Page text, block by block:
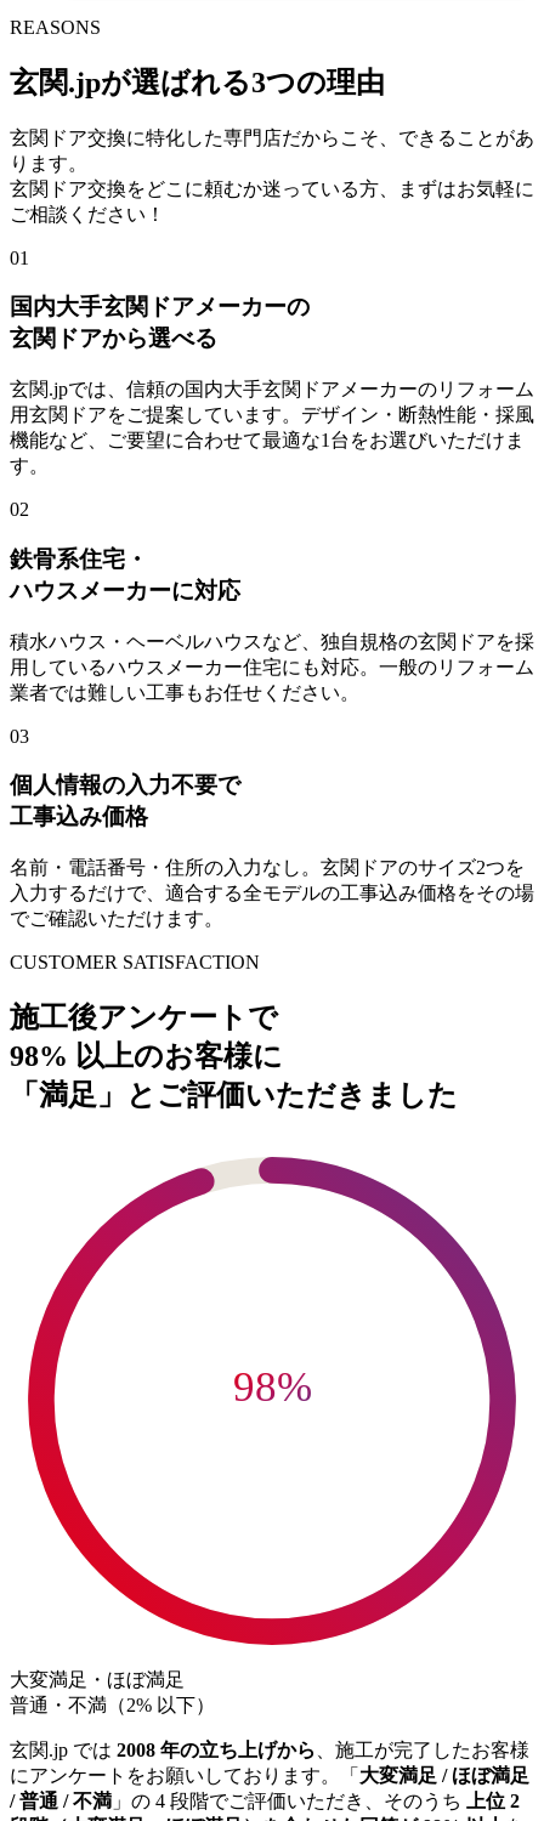
REASONS
玄関.jpが選ばれる3つの理由
玄関ドア交換に特化した専門店だからこそ、できることがあ
ります。
玄関ドア交換をどこに頼むか迷っている方、まずはお気軽に
ご相談ください！
01
国内大手玄関ドアメーカーの
玄関ドアから選べる
玄関.jpでは、信頼の国内大手玄関ドアメーカーのリフォーム
用玄関ドアをご提案しています。デザイン・断熱性能・採風
機能など、ご要望に合わせて最適な1台をお選びいただけま
す。
02
鉄骨系住宅・
ハウスメーカーに対応
積水ハウス・ヘーベルハウスなど、独自規格の玄関ドアを採
用しているハウスメーカー住宅にも対応。一般のリフォーム
業者では難しい工事もお任せください。
03
個人情報の入力不要で
工事込み価格
名前・電話番号・住所の入力なし。玄関ドアのサイズ2つを
入力するだけで、適合する全モデルの工事込み価格をその場
でご確認いただけます。
CUSTOMER SATISFACTION
施工後アンケートで
98% 以上のお客様に
「満足」とご評価いただきました
98%
大変満足・ほぼ満足
普通・不満（2% 以下）
玄関.jp では 2008 年の立ち上げから
、施工が完了したお客様
にアンケートをお願いしております。「 大変満足 / ほぼ満足
/ 普通 / 不満 」の 4 段階でご評価いただき、そのうち
上位 2